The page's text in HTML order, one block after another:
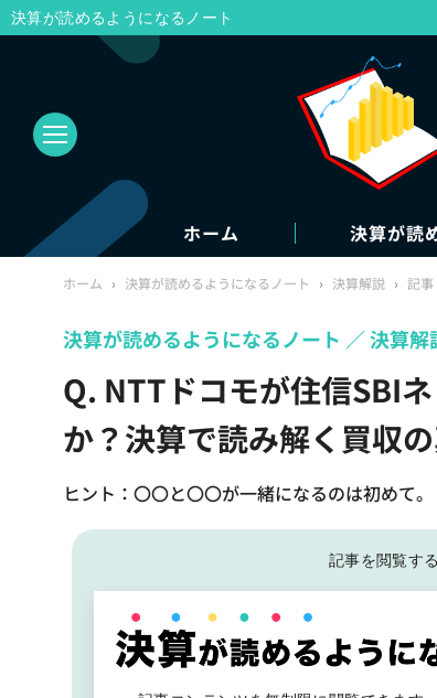
ホーム 決算が読
ホーム › 決算が読めるようになるノート › 決算解説 › 記事
Q. NTTドコモが住信SBI
か？決算で読み解く買収
ヒント：〇〇と〇〇が一緒になるのは初めて。
決算が読めるようになるノート 決算解
記事を閲覧す
決算が読めるようになるノート